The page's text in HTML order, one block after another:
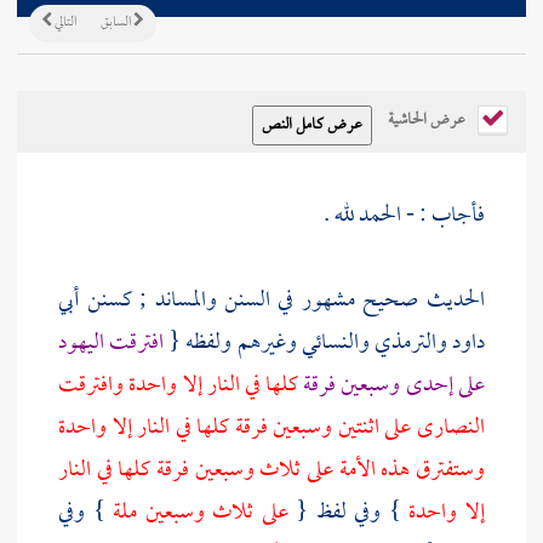
التالي السابق
عرض الحاشية
فأجاب : - الحمد لله .
الحديث صحيح مشهور في السنن والمساند ; كسننأبي
داودوالترمذيوالنسائيوغيرهم ولفظه {افترقتاليهود
على إحدى وسبعين فرقةكلها في النار إلا واحدة وافترقت
النصارىعلى اثنتين وسبعين فرقة كلها في النار إلا واحدة
وستفترق هذه الأمة على ثلاث وسبعين فرقة كلها في النار
إلا واحدة } وفي لفظ {على ثلاث وسبعين ملة } وفي